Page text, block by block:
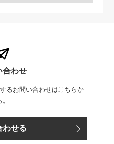
合わせ
るお問い合わせはこちらか
。
わせる